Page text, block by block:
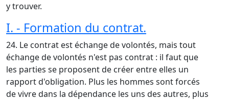
y trouver.
I. - Formation du contrat.
24. Le contrat est échange de volontés, mais tout
échange de volontés n'est pas contrat : il faut que
les parties se proposent de créer entre elles un
rapport d'obligation. Plus les hommes sont forcés
de vivre dans la dépendance les uns des autres, plus